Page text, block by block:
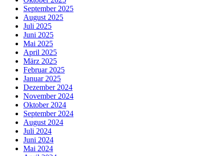
September 2025
August 2025
Juli 2025
Juni 2025
Mai 2025
April 2025
März 2025
Februar 2025
Januar 2025
Dezember 2024
November 2024
Oktober 2024
September 2024
August 2024
Juli 2024
Juni 2024
Mai 2024